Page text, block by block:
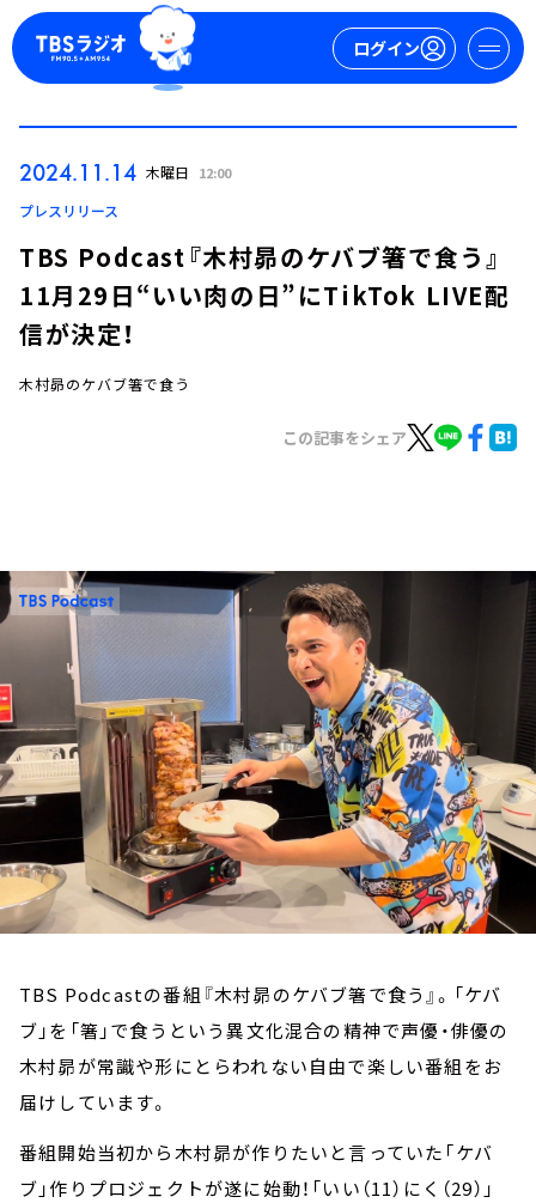
ログイン
イベント・グッズ
YouTube
会社情報
2024.11.14 木曜日 12:00
プレスリリース
TBS Podcast『木村昴のケバブ箸で食う』
11月29日“いい肉の日”にTikTok LIVE配
信が決定！
木村昴のケバブ箸で食う
この記事をシェア
TBS Podcastの番組『木村昴のケバブ箸で食う』。「ケバ
ブ」を「箸」で食うという異文化混合の精神で声優・俳優の
木村昴が常識や形にとらわれない自由で楽しい番組をお
届けしています。
番組開始当初から木村昴が作りたいと言っていた「ケバ
ブ」作りプロジェクトが遂に始動！「いい（11）にく（29）」